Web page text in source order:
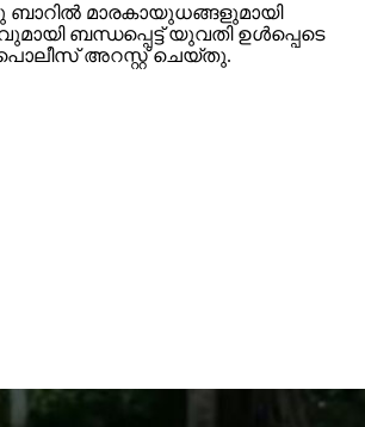
ബാറില്‍ മാരകായുധങ്ങളുമായി
ബന്ധപ്പെട്ട് യുവതി ഉള്‍പ്പെടെ
അറസ്റ്റ് ചെയ്തു.